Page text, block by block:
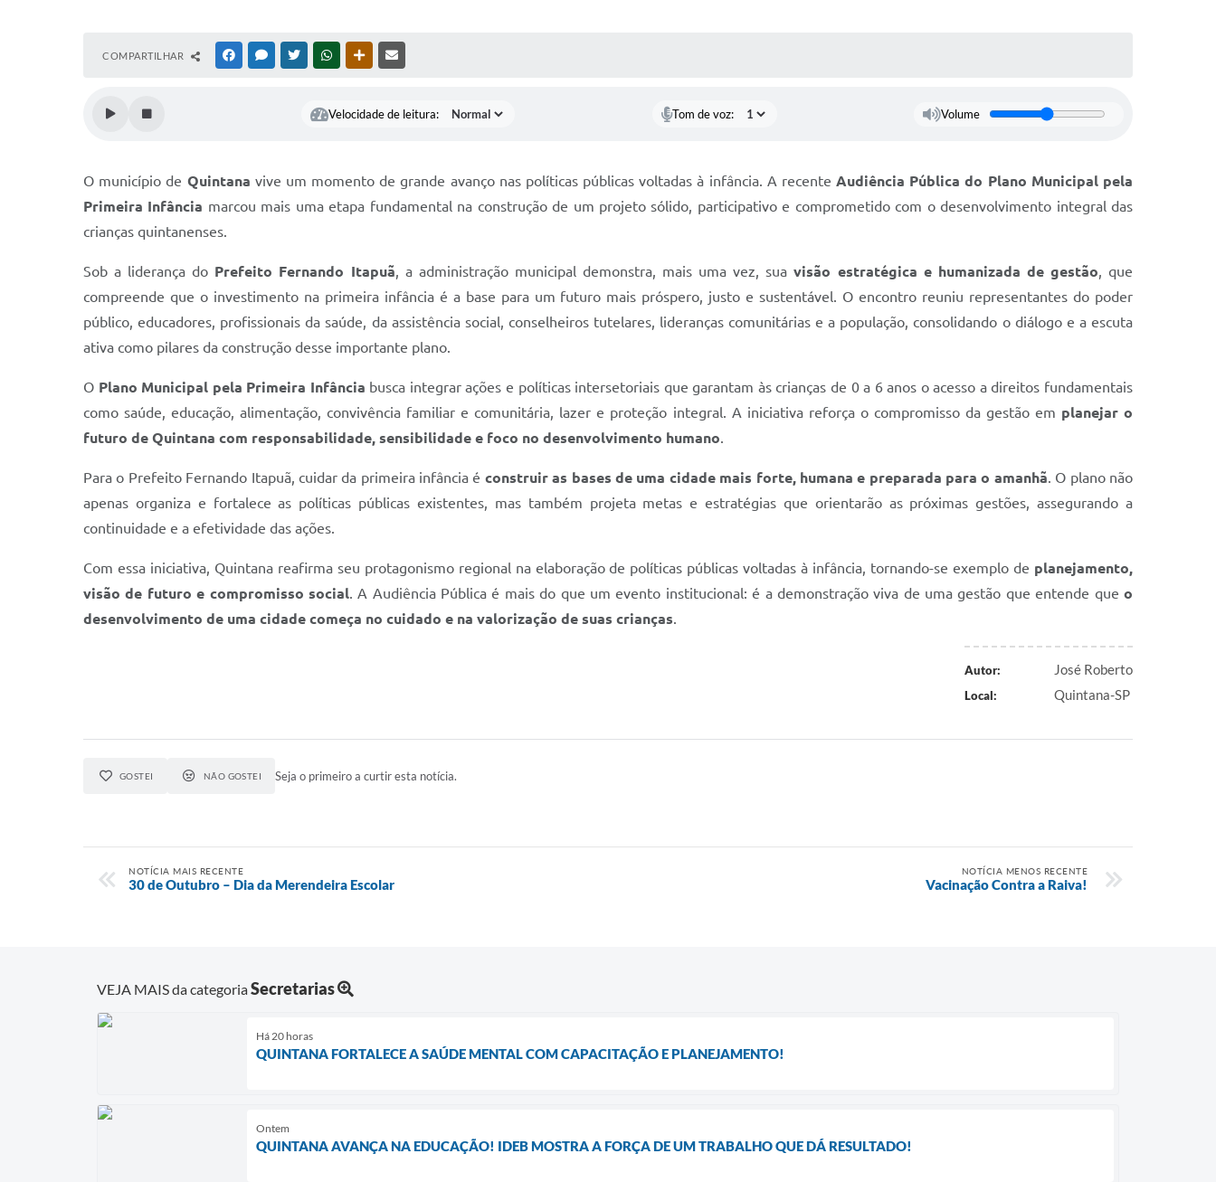
COMPARTILHAR FACEBOOKMESSENGER
TWITTERWHATSAPPOUTRAS MÍDIAS
Velocidade de leitura: Tom de voz: Volume
O município de Quintana vive um momento de grande avanço nas políticas públicas voltadas à infância. A recenteAudiência Pública do Plano Municipal pela
Primeira Infância marcou mais uma etapa fundamental na construção de um projeto sólido, participativo e comprometido com o desenvolvimento integral das
crianças quintanenses.
Sob a liderança do Prefeito Fernando Itapuã, a administração municipal demonstra, mais uma vez, suavisão estratégica e humanizada de gestão, que
compreende que o investimento na primeira infância é a base para um futuro mais próspero, justo e sustentável. O encontro reuniu representantes do poder
público, educadores, profissionais da saúde, da assistência social, conselheiros tutelares, lideranças comunitárias e a população, consolidando o diálogo e a escuta
ativa como pilares da construção desse importante plano.
O Plano Municipal pela Primeira Infância busca integrar ações e políticas intersetoriais que garantam às crianças de 0 a 6 anos o acesso a direitos fundamentais
como saúde, educação, alimentação, convivência familiar e comunitária, lazer e proteção integral. A iniciativa reforça o compromisso da gestão em planejar o
futuro de Quintana com responsabilidade, sensibilidade e foco no desenvolvimento humano.
Para o Prefeito Fernando Itapuã, cuidar da primeira infância é construir as bases de uma cidade mais forte, humana e preparada para o amanhã. O plano não
apenas organiza e fortalece as políticas públicas existentes, mas também projeta metas e estratégias que orientarão as próximas gestões, assegurando a
continuidade e a efetividade das ações.
Com essa iniciativa, Quintana reafirma seu protagonismo regional na elaboração de políticas públicas voltadas à infância, tornando-se exemplo de planejamento,
visão de futuro e compromisso social. A Audiência Pública é mais do que um evento institucional: é a demonstração viva de uma gestão que entende queo
desenvolvimento de uma cidade começa no cuidado e na valorização de suas crianças.
Autor: José Roberto
Local: Quintana-SP
GOSTEI NÃO GOSTEI Seja o primeiro a curtir esta notícia.
NOTÍCIA MAIS RECENTE
30 de Outubro – Dia da Merendeira Escolar
NOTÍCIA MENOS RECENTE
Vacinação Contra a Raiva!
VEJA MAIS da categoriaSecretarias
Há 20 horas
QUINTANA FORTALECE A SAÚDE MENTAL COM CAPACITAÇÃO E PLANEJAMENTO!
Ontem
QUINTANA AVANÇA NA EDUCAÇÃO! IDEB MOSTRA A FORÇA DE UM TRABALHO QUE DÁ RESULTADO!